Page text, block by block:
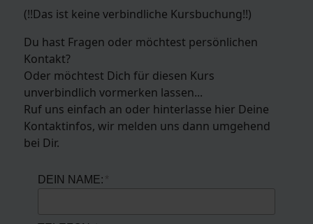
(!!Das ist keine verbindliche Kursbuchung!!)
Du hast Fragen oder möchtest persönlichen
Kontakt?
Oder möchtest Dich für diesen Kurs
unverbindlich vormerken lassen...
Ruf uns einfach an oder hinterlasse hier Deine
Kontaktinfos, wir melden uns dann umgehend
bei Dir.
DEIN NAME: